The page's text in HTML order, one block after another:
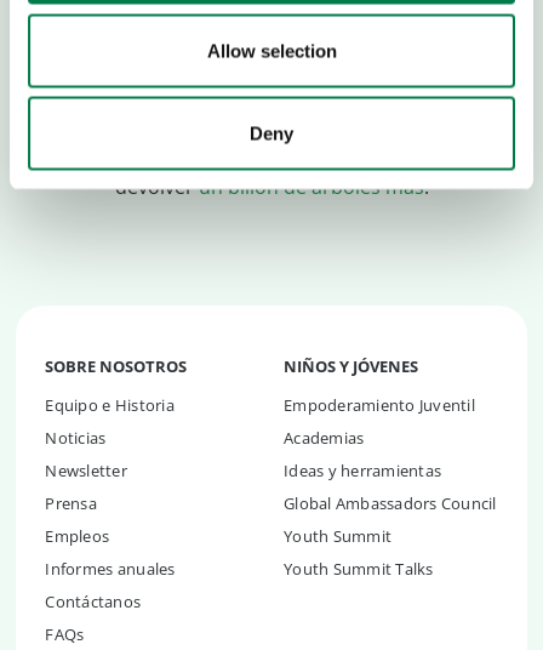
Allow selection
Deny
realizamos investigacionesyofrecemos herramientas
restauración en todo el mundo.
Creemos que los tres billones de árboles del planeta
devolverun billón de árboles más.
SOBRE NOSOTROS
Equipo e Historia
Noticias
Newsletter
Prensa
Empleos
Informes anuales
Contáctanos
FAQs
NIÑOS Y JÓVENES
Empoderamiento Juventil
Academias
Ideas y herramientas
Global Ambassadors Council
Youth Summit
Youth Summit Talks